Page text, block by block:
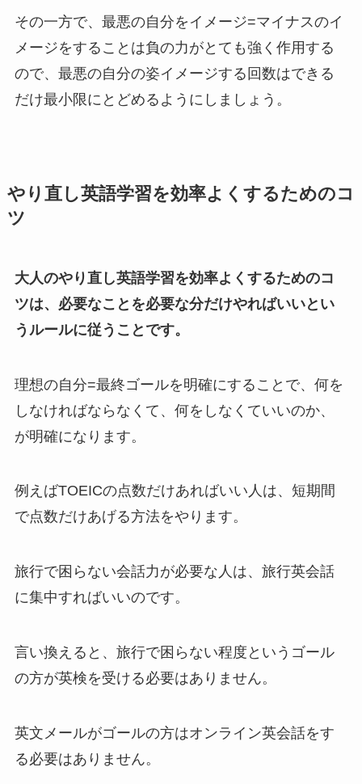
その一方で、最悪の自分をイメージ=マイナスのイ
メージをすることは負の力がとても強く作用する
ので、 最悪の自分の姿イメージする回数はできる
だけ最小限にとどめる ようにしましょう。
やり直し英語学習を効率よくするためのコ
ツ
大人のやり直し英語学習を効率よくするためのコ
ツは、必要なことを必要な分だけやればいいとい
うルールに従うことです。
理想の自分=最終ゴールを明確にすることで、何を
しなければならなくて、何をしなくていいのか、
が明確になります。
例えばTOEICの点数だけあればいい人は、短期間
で点数だけあげる方法をやります。
旅行で困らない会話力が必要な人は、旅行英会話
に集中すればいいのです。
言い換えると、旅行で困らない程度というゴール
の方が英検を受ける必要はありません。
英文メールがゴールの方はオンライン英会話をす
る必要はありません。